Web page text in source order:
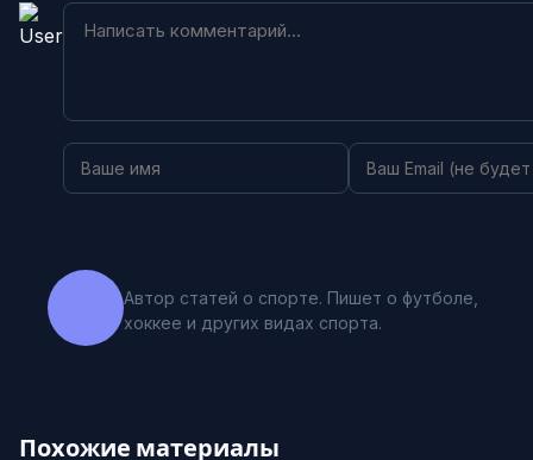
Автор статей о спорте. Пишет о футболе,
хоккее и других видах спорта.
Похожие материалы